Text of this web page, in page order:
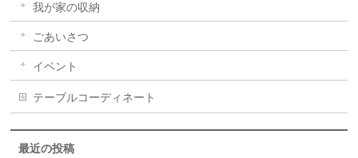
我が家の収納
ごあいさつ
イベント
テーブルコーディネート
最近の投稿